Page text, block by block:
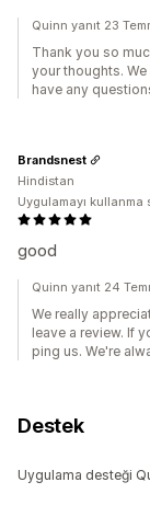
Quinn yanıt 23
Thank you so
your thoughts.
have any
good
Brandsnest
Hindistan
Uygulamayı
Quinn yanıt 24
We really
leave a review. If
ping us. We're
Destek
Uygulama desteği